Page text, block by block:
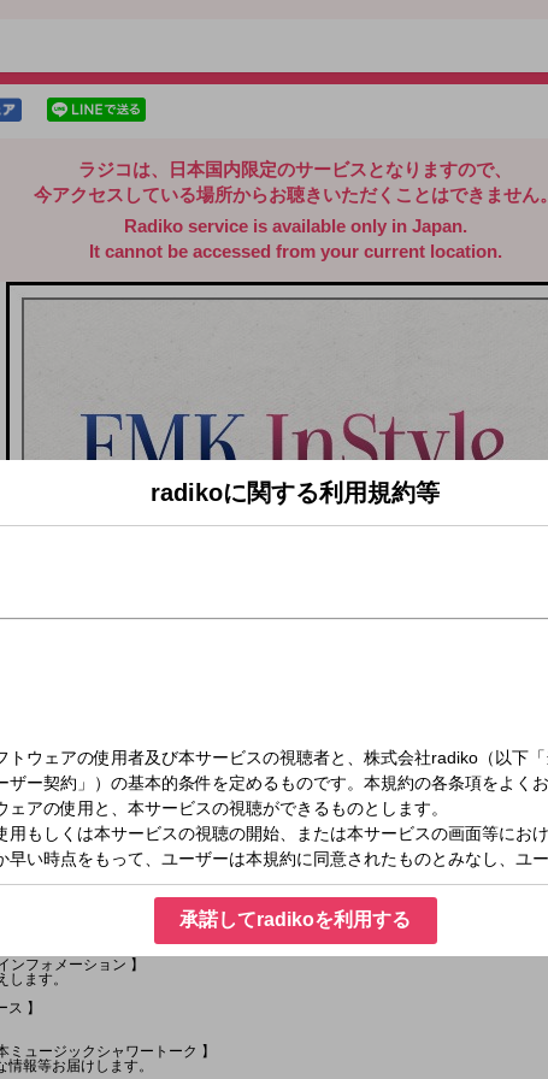
ラジコは、日本国内限定のサービスとなりますので、
今アクセスしている場所からお聴きいただくことはできません。
Radiko service is available only in Japan.
It cannot be accessed from your current location.
（木）11:30～13:00
フォメーション 】
ます。
】
ュージックシャワートーク 】
報等お届けします。
radikoに関する利用規約等
承諾してradikoを利用する